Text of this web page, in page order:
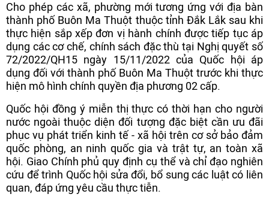
Cho phép các xã, phường mới tương ứng với địa bàn
thành phố Buôn Ma Thuột thuộc tỉnh Đắk Lắk sau khi
thực hiện sắp xếp đơn vị hành chính được tiếp tục áp
dụng các cơ chế, chính sách đặc thù tại Nghị quyết số
72/2022/QH15 ngày 15/11/2022 của Quốc hội áp
dụng đối với thành phố Buôn Ma Thuột trước khi thực
hiện mô hình chính quyền địa phương 02 cấp.
Quốc hội đồng ý miễn thị thực có thời hạn cho người
nước ngoài thuộc diện đối tượng đặc biệt cần ưu đãi
phục vụ phát triển kinh tế - xã hội trên cơ sở bảo đảm
quốc phòng, an ninh quốc gia và trật tự, an toàn xã
hội. Giao Chính phủ quy định cụ thể và chỉ đạo nghiên
cứu để trình Quốc hội sửa đổi, bổ sung các luật có liên
quan, đáp ứng yêu cầu thực tiễn.